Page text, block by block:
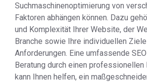
Suchmaschinenoptimierung von
Faktoren abhängen können. Dazu
und Komplexität Ihrer Website, der
Branche sowie Ihre individuellen
Anforderungen. Eine umfassende
Beratung durch einen
kann Ihnen helfen, ein